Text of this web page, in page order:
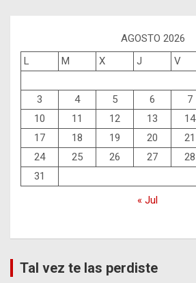
AGOSTO 2026
L
M X J V
3
4 5 6 7
10
11 12 13 14
17
18 19 20 21
24
25 26 27 28
31
« Jul
Tal vez te las perdiste